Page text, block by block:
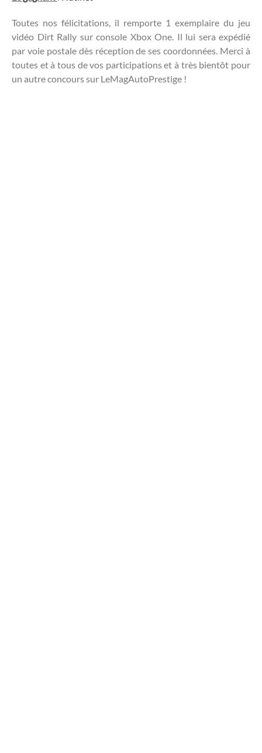
Toutes nos félicitations, il remporte 1 exemplaire du jeu
vidéo Dirt Rally sur console Xbox One. Il lui sera expédié
par voie postale dès réception de ses coordonnées. Merci à
toutes et à tous de vos participations et à très bientôt pour
un autre concours sur LeMagAutoPrestige !